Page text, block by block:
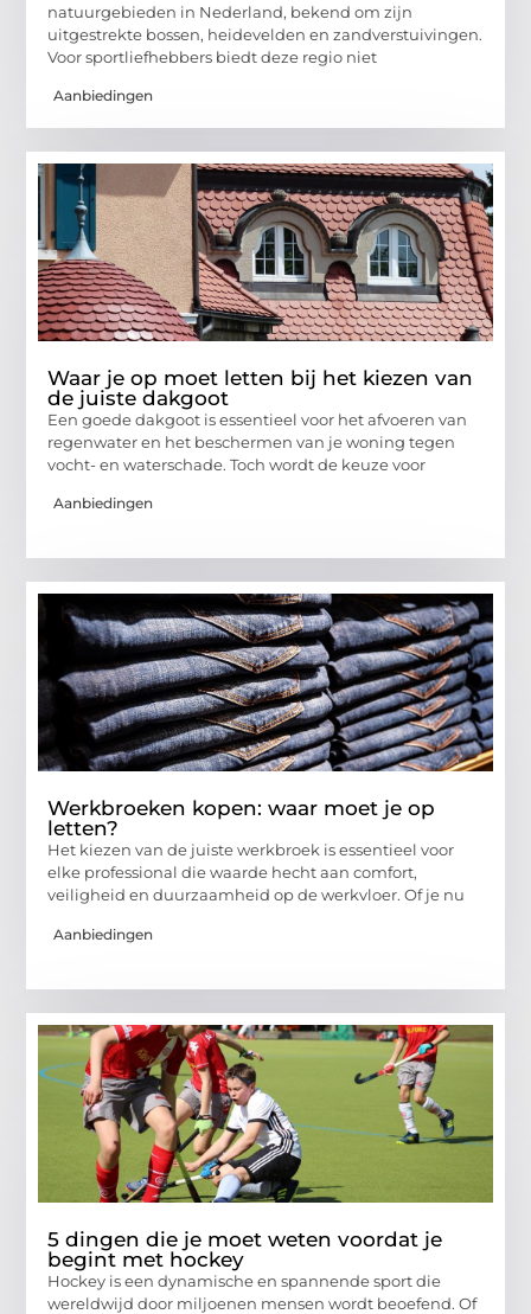
natuurgebieden in Nederland, bekend om zijn
uitgestrekte bossen, heidevelden en zandverstuivingen.
Voor sportliefhebbers biedt deze regio niet
Aanbiedingen
Waar je op moet letten bij het kiezen van
de juiste dakgoot
Een goede dakgoot is essentieel voor het afvoeren van
regenwater en het beschermen van je woning tegen
vocht- en waterschade. Toch wordt de keuze voor
Aanbiedingen
Werkbroeken kopen: waar moet je op
letten?
Het kiezen van de juiste werkbroek is essentieel voor
elke professional die waarde hecht aan comfort,
veiligheid en duurzaamheid op de werkvloer. Of je nu
Aanbiedingen
5 dingen die je moet weten voordat je
begint met hockey
Hockey is een dynamische en spannende sport die
wereldwijd door miljoenen mensen wordt beoefend. Of